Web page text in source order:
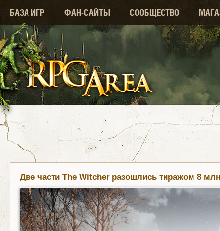
БАЗА ИГР ФАН-САЙТЫ СООБЩЕСТВО
Две части The Witcher разошлись тиражом 8